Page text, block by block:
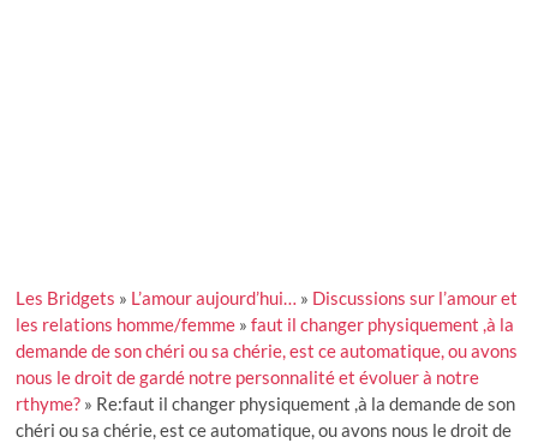
Les Bridgets » L’amour aujourd’hui… » Discussions sur l’amour et
les relations homme/femme »faut il changer physiquement ,à la
demande de son chéri ou sa chérie, est ce automatique, ou avons
nous le droit de gardé notre personnalité et évoluer à notre
rthyme? » Re:faut il changer physiquement ,à la demande de son
chéri ou sa chérie, est ce automatique, ou avons nous le droit de